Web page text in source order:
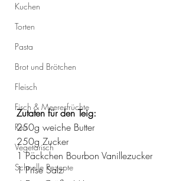
Kuchen
Torten
Pasta
Brot und Brötchen
Fleisch
Fisch & Meeresfrüchte
Reis
Vegetarisch
Schnelle Rezepte
Zutaten für den Teig:
250g weiche Butter
250g Zucker
1 Päckchen Bourbon Vanillezucker
1 Prise Salz